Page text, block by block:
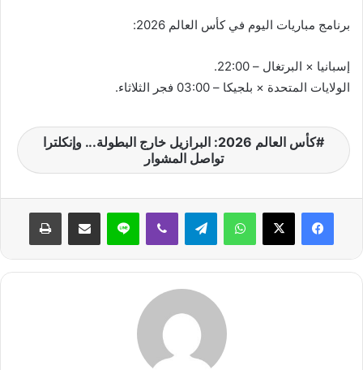
برنامج مباريات اليوم في كأس العالم 2026:
إسبانيا × البرتغال – 22:00.
الولايات المتحدة × بلجيكا – 03:00 فجر الثلاثاء.
كأس العالم 2026: البرازيل خارج البطولة... وإنكلترا
تواصل المشوار
واتساب تيلقرام ڤايبر لاين مشاركة عبر البريد طباعة